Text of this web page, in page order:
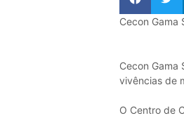
Cecon Gama
Cecon
vivências de
O Centro de